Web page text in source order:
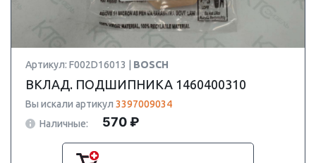
Артикул: F002D16013 | BOSCH
ВКЛАД. ПОДШИПНИКА 1460400310
Вы искали артикул 3397009034
Наличные:
570 ₽